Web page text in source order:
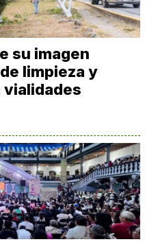
su imagen
limpieza y
vialidades